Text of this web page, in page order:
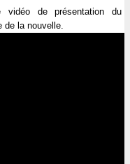
vidéo de présentation du
de la nouvelle.